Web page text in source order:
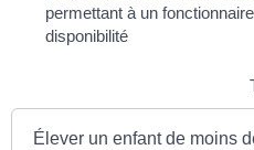
permettant à un
disponibilité
Élever un enfant de moins